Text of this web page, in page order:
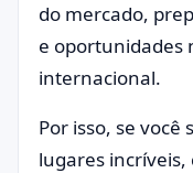
do mercado,
e oportunidades
internacional.
Por isso, se
lugares